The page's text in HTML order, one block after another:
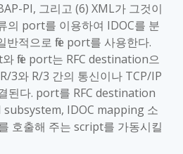
PI, 그리고 (6) XML가 그것이
의 port를 이용하여 IDOC를 분
반적으로 file port를 사용한다.
file port는 RFC destination으
3와 R/3 간의 통신이나 TCP/IP
된다. port를 RFC destination
subsystem, IDOC mapping 소
호출해 주는 script를 가동시킬